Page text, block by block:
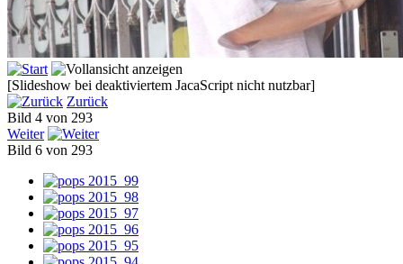
[Slideshow bei deaktiviertem JacaScript nicht nutzbar]
Zurück
Bild 4 von 293
Weiter
Bild 6 von 293